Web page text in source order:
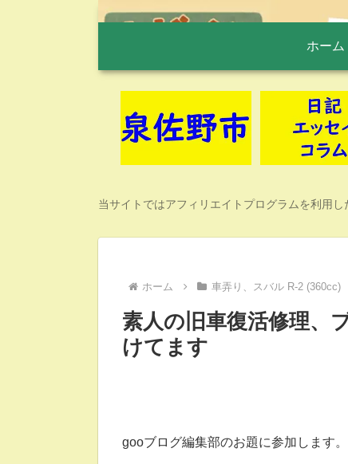
ホーム
当サイトではアフィリエイトプログラムを利用
ホーム 車弄り、スバル R-2 (360cc)
素人の旧車復活修理、
けてます
gooブログ編集部のお題に参加します。